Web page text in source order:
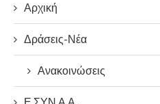
Αρχική
Δράσεις-Νέα
Ανακοινώσεις